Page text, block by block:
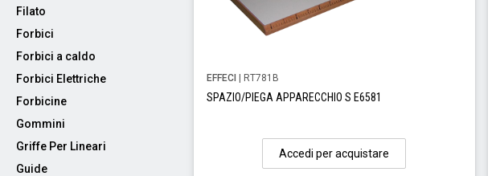
Filato
Forbici
Forbici a caldo
Forbici Elettriche
Forbicine
Gommini
Griffe Per Lineari
Guide
EFFECI | RT781B
SPAZIO/PIEGA APPARECCHIO S E6581
Accedi per acquistare